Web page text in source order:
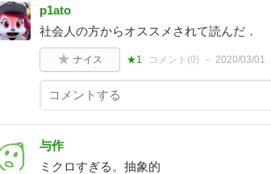
p1ato
社会人の方からオススメされて読んだ．
ナイス ★1 コメント(0) 2020/03/01
与作
ミクロすぎる。抽象的